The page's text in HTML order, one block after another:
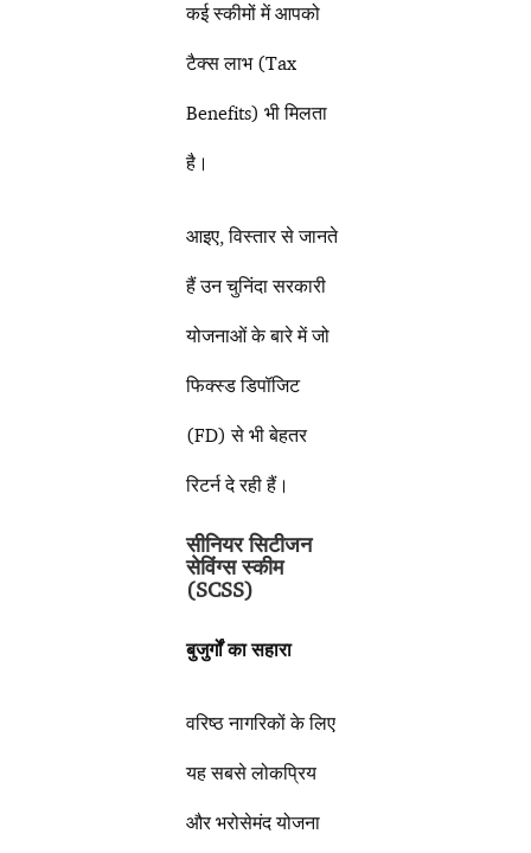
कई स्कीमों में आपको
टैक्स लाभ (Tax
Benefits) भी मिलता
है।
आइए, विस्तार से जानते
हैं उन चुनिंदा सरकारी
योजनाओं के बारे में जो
फिक्स्ड डिपॉजिट
(FD) से भी बेहतर
रिटर्न दे रही हैं।
सीनियर सिटीजन
सेविंग्स स्कीम
(SCSS)
बुजुर्गों का सहारा
वरिष्ठ नागरिकों के लिए
यह सबसे लोकप्रिय
और भरोसेमंद योजना